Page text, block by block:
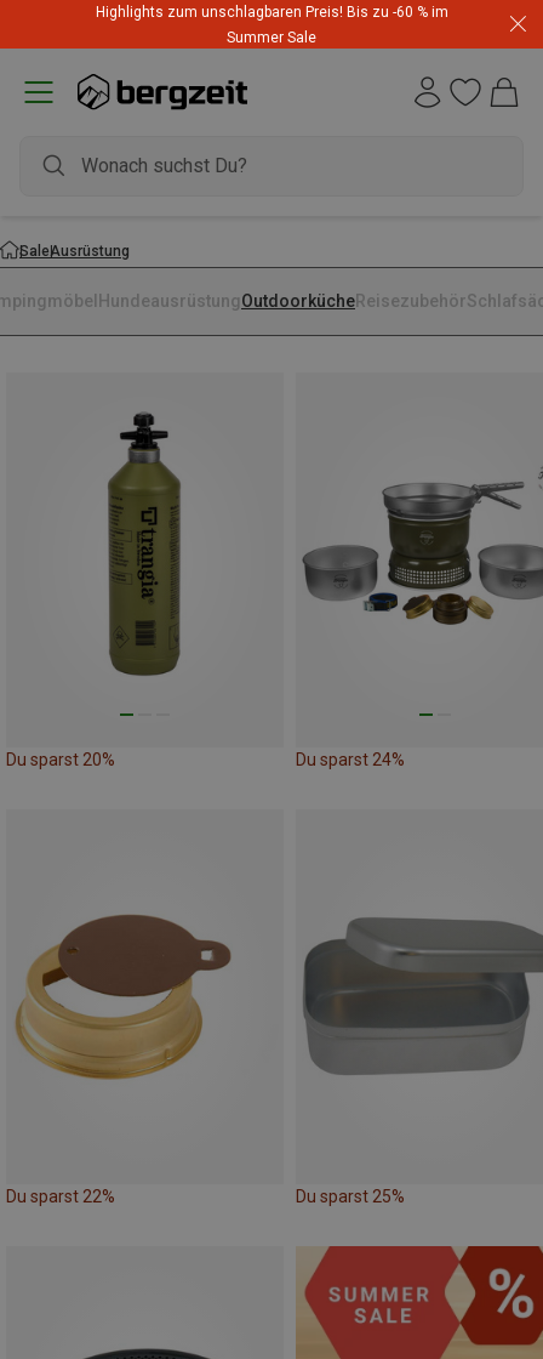
Highlights zum unschlagbaren Preis! Bis zu -60 % im
Summer Sale
SaleAusrüstung
HundeausrüstungOutdoorkücheReisezubehör
Du sparst 20% Du sparst 24%
Du sparst 22% Du sparst 25%